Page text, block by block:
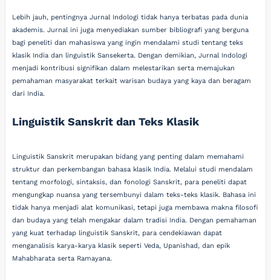
Lebih jauh, pentingnya Jurnal Indologi tidak hanya terbatas pada dunia
akademis. Jurnal ini juga menyediakan sumber bibliografi yang berguna
bagi peneliti dan mahasiswa yang ingin mendalami studi tentang teks
klasik India dan linguistik Sansekerta. Dengan demikian, Jurnal Indologi
menjadi kontribusi signifikan dalam melestarikan serta memajukan
pemahaman masyarakat terkait warisan budaya yang kaya dan beragam
dari India.
Linguistik Sanskrit dan Teks Klasik
Linguistik Sanskrit merupakan bidang yang penting dalam memahami
struktur dan perkembangan bahasa klasik India. Melalui studi mendalam
tentang morfologi, sintaksis, dan fonologi Sanskrit, para peneliti dapat
mengungkap nuansa yang tersembunyi dalam teks-teks klasik. Bahasa ini
tidak hanya menjadi alat komunikasi, tetapi juga membawa makna filosofi
dan budaya yang telah mengakar dalam tradisi India. Dengan pemahaman
yang kuat terhadap linguistik Sanskrit, para cendekiawan dapat
menganalisis karya-karya klasik seperti Veda, Upanishad, dan epik
Mahabharata serta Ramayana.